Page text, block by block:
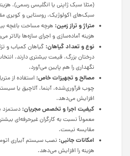
(مثلا سبک ژاپنی یا انگلیسی رسمی)،
سبک‌های اکولوژیک، روستایی و کویری
متراژ و تراز زمین: هرچه مساحت باغچه
هزینه آماده‌سازی و اجرای سازه‌ها بالاتر
نوع و تعداد گیاهان: گیاهان کمیاب و
درختان بزرگ، قیمت بیشتری دارند.
نگهداری را هم پایین می‌آورد.
مصالح و تجهیزات خاص: استفاده از
چوب فرآوری‌شده، آبنما، آلاچیق یا
افزایش می‌دهد.
کیفیت اجرا و تخصص مجریان: دستمزد
معمولاً نسبت به کارگران غیرحرفه‌ای
مقایسه نیست.
امکانات جانبی: نصب سیستم آبیاری
هزینه را افزایش می‌دهد.